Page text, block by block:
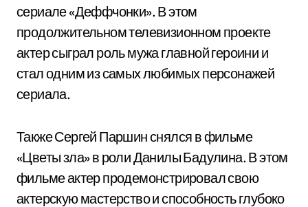
сериале «Деффчонки». В этом
продолжительном телевизионном проекте
актер сыграл роль мужа главной героини и
стал одним из самых любимых персонажей
сериала.
Также Сергей Паршин снялся в фильме
«Цветы зла» в роли Данилы Бадулина. В этом
фильме актер продемонстрировал свою
актерскую мастерство и способность глубоко